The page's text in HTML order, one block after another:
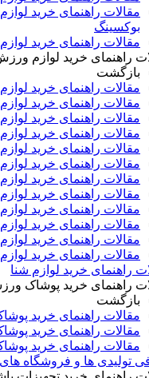
مقالات راهنمای خرید
بوکسینگ
مقالات راهنمای خرید
راهنمای خرید لوازم
بازگشت
مقالات راهنمای خرید
مقالات راهنمای خرید
مقالات راهنمای خرید
مقالات راهنمای خرید
مقالات راهنمای خرید
مقالات راهنمای خرید
مقالات راهنمای خرید
مقالات راهنمای خرید
مقالات راهنمای خرید
مقالات راهنمای خرید
مقالات راهنمای خرید
مقالات راهنمای خرید
راهنمای خرید لوازم شنا
راهنمای خرید پوشاک
بازگشت
مقالات راهنمای خرید
مقالات راهنمای خرید
مقالات راهنمای خرید
تولیدی ها و فروشگاه